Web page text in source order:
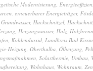
Modernisierung,
, erneuerbarer Energieträger,
Grundwasser, Hackschnitzel,
, Heizungswasser, Holz,
, Kohlendioxid, Landkreis Bad
Heizung, Oberthulba, Ölheizung,
, Solarthermie, Umbau,
, Wohnhaus, Wohnraum,